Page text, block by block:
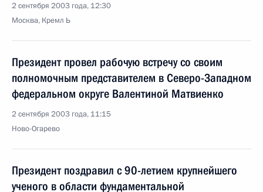
2 сентября 2003 года, 12:30
Москва, Кремл Ь
Президент провел рабочую встречу со своим
полномочным представителем в Северо-Западном
федеральном округе Валентиной Матвиенко
2 сентября 2003 года, 11:15
Ново-Огарево
Президент поздравил с 90-летием крупнейшего
ученого в области фундаментальной